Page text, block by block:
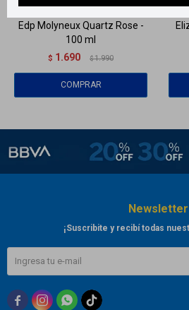
Edp Molyneux Quartz Rose -
100 ml
$ 1.690 $ 1.990
Newsletter
¡Suscribite y recibí todas
  